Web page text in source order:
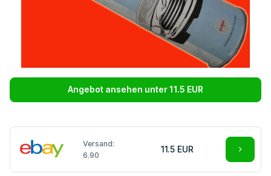
Angebot ansehen unter 11.5 EUR
Versand:
6.90
11.5 EUR